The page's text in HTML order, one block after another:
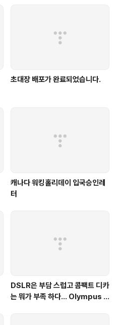
시..
초대장 배포가 완료되었습니다.
캐나다 워킹홀리데이 입국승인레
터
DSLR은 부담 스럽고 콤팩트 디카
는 뭐가 부족 하다... Olympus E